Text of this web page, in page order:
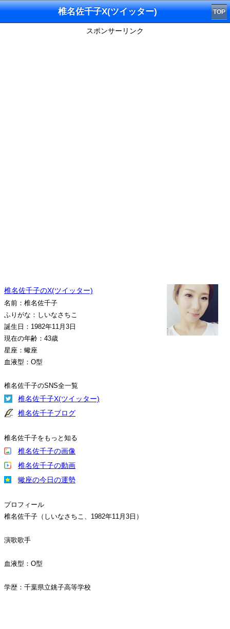
椎名佐千子X(ツイッター) TOP
スポンサーリンク
椎名佐千子のX(ツイッター)
名前：椎名佐千子
ふりがな：しいなさちこ
誕生日：1982年11月3日
現在の年齢：43歳
星座：蠍座
血液型：O型
椎名佐千子のSNS全一覧
椎名佐千子X(ツイッター)
椎名佐千子ブログ
椎名佐千子をもっと知る
椎名佐千子の画像
椎名佐千子の動画
蠍座の今日の運勢
プロフィール
椎名佐千子（しいなさちこ、1982年11月3日）
演歌歌手
血液型：O型
学歴：千葉県立銚子高等学校